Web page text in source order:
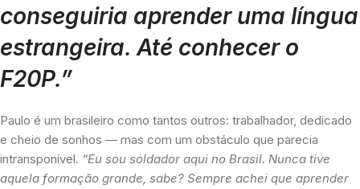
conseguiria aprender uma língua
estrangeira. Até conhecer o
F20P.”
Paulo é um brasileiro como tantos outros: trabalhador, dedicado
e cheio de sonhos — mas com um obstáculo que parecia
intransponível. “Eu sou soldador aqui no Brasil. Nunca tive
aquela formação grande, sabe? Sempre achei que aprender